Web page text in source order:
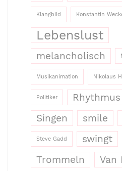
Klangbild Konstantin
Lebenslust
melancholisch
Musikanimation Nikolaus
Politiker Rhythmus
Singen smile
Steve Gadd swingt
Trommeln
Van